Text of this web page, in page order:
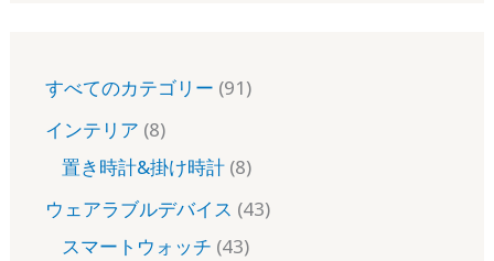
すべてのカテゴリー 91
インテリア 8
置き時計&掛け時計 8
ウェアラブルデバイス 43
スマートウォッチ 43